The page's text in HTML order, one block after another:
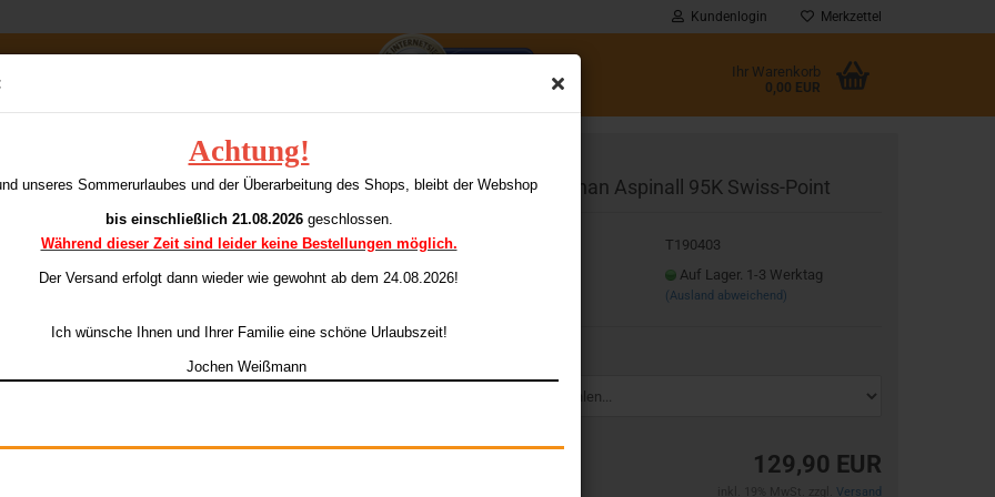
Achtung!
unseres Sommerurlaubes und der Überarbeitung des Shops, bleibt der Webshop
bis einschließlich 21.08.2026geschlossen.
Während dieser Zeit sind leider keine Bestellungen möglich.
Der Versand erfolgt dann wieder wie gewohnt ab dem 24.08.2026!
Ich wünsche Ihnen und Ihrer Familie eine schöne Urlaubszeit!
Jochen Weißmann
Kundenlogin
Passwort
Merkzettel
Ihr Warenkorb
0,00 EUR
95K Swiss-Point
Kategorie Target Nathan Aspinall 95K Swiss-Point
T190403
Auf Lager. 1-3 Werktag
(Ausland abweichend)
129,90 EUR
Versand